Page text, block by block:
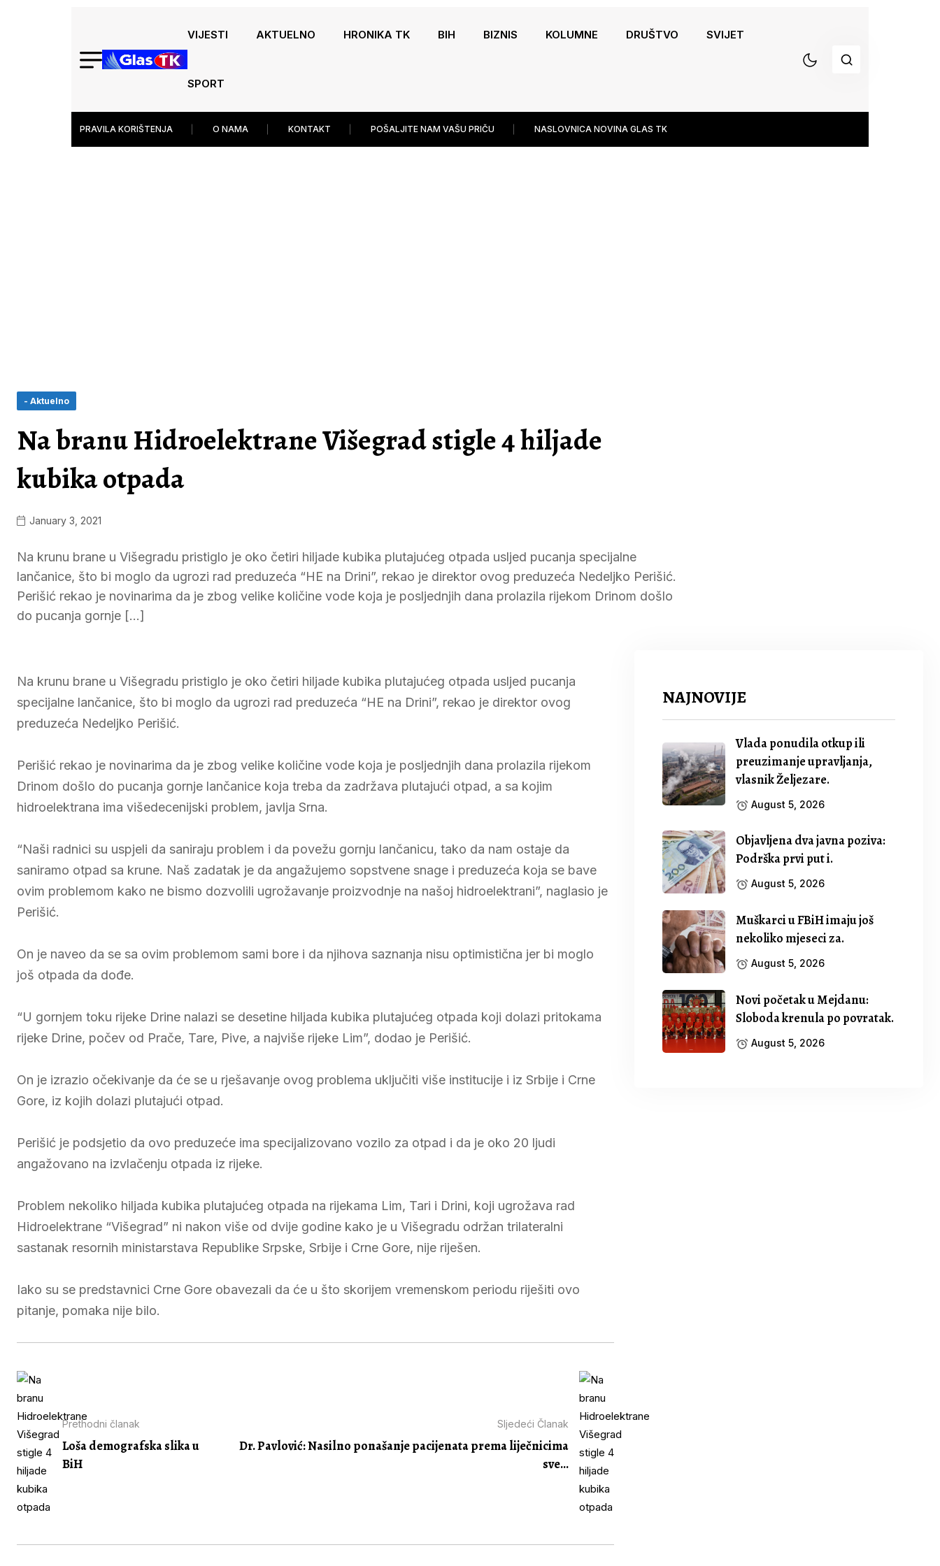
VIJESTI AKTUELNO HRONIKA TK BIH BIZNIS KOLUMNE DRUŠTVO SVIJET
SPORT
PRAVILA KORIŠTENJA O NAMA KONTAKT POŠALJITE NAM VAŠU PRIČU NASLOVNICA NOVINA GLAS TK
- Aktuelno
Na branu Hidroelektrane Višegrad stigle 4 hiljade
kubika otpada
January 3, 2021
Na krunu brane u Višegradu pristiglo je oko četiri hiljade kubika plutajućeg otpada usljed pucanja specijalne
lančanice, što bi moglo da ugrozi rad preduzeća “HE na Drini”, rekao je direktor ovog preduzeća Nedeljko Perišić.
Perišić rekao je novinarima da je zbog velike količine vode koja je posljednjih dana prolazila rijekom Drinom došlo
do pucanja gornje […]
Na krunu brane u Višegradu pristiglo je oko četiri hiljade kubika plutajućeg otpada usljed pucanja
specijalne lančanice, što bi moglo da ugrozi rad preduzeća “HE na Drini”, rekao je direktor ovog
preduzeća Nedeljko Perišić.
Perišić rekao je novinarima da je zbog velike količine vode koja je posljednjih dana prolazila rijekom
Drinom došlo do pucanja gornje lančanice koja treba da zadržava plutajući otpad, a sa kojim
hidroelektrana ima višedecenijski problem, javlja Srna.
“Naši radnici su uspjeli da saniraju problem i da povežu gornju lančanicu, tako da nam ostaje da
saniramo otpad sa krune. Naš zadatak je da angažujemo sopstvene snage i preduzeća koja se bave
ovim problemom kako ne bismo dozvolili ugrožavanje proizvodnje na našoj hidroelektrani”, naglasio je
Perišić.
On je naveo da se sa ovim problemom sami bore i da njihova saznanja nisu optimistična jer bi moglo
još otpada da dođe.
“U gornjem toku rijeke Drine nalazi se desetine hiljada kubika plutajućeg otpada koji dolazi pritokama
rijeke Drine, počev od Prače, Tare, Pive, a najviše rijeke Lim”, dodao je Perišić.
On je izrazio očekivanje da će se u rješavanje ovog problema uključiti više institucije i iz Srbije i Crne
Gore, iz kojih dolazi plutajući otpad.
Perišić je podsjetio da ovo preduzeće ima specijalizovano vozilo za otpad i da je oko 20 ljudi
angažovano na izvlačenju otpada iz rijeke.
Problem nekoliko hiljada kubika plutajućeg otpada na rijekama Lim, Tari i Drini, koji ugrožava rad
Hidroelektrane “Višegrad” ni nakon više od dvije godine kako je u Višegradu održan trilateralni
sastanak resornih ministarstava Republike Srpske, Srbije i Crne Gore, nije riješen.
Iako su se predstavnici Crne Gore obavezali da će u što skorijem vremenskom periodu riješiti ovo
pitanje, pomaka nije bilo.
Prethodni članak
Loša demografska slika u
BiH
Sljedeći Članak
Dr. Pavlović: Nasilno ponašanje pacijenata prema liječnicima
sve...
NAJNOVIJE
Vlada ponudila otkup ili
preuzimanje upravljanja,
vlasnik Željezare.
August 5, 2026
Objavljena dva javna poziva:
Podrška prvi put i.
August 5, 2026
Muškarci u FBiH imaju još
nekoliko mjeseci za.
August 5, 2026
Novi početak u Mejdanu:
Sloboda krenula po povratak.
August 5, 2026